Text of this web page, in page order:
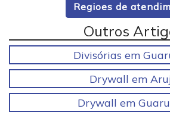
Regioes de
Outros
Divisórias em
Drywall em
Drywall em